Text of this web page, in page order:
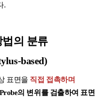
.
의 분류
based)
표면을 직접 접촉하며
Probe의 변위를 검출하여 표면